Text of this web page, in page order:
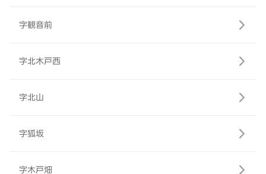
字観音前
字北木戸西
字北山
字狐坂
字木戸畑